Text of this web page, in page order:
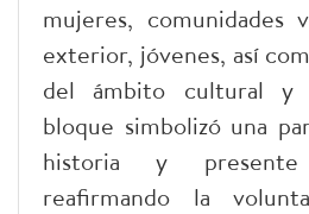
mujeres, comunidades
exterior, jóvenes, así
del ámbito cultural y
bloque simbolizó una
historia y
reafirmando la